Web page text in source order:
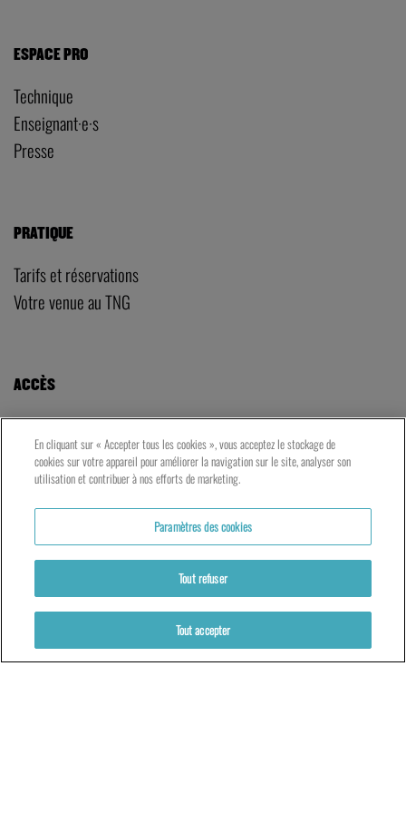
ESPACE PRO
Technique
Enseignant·e·s
Presse
PRATIQUE
Tarifs et réservations
Votre venue au TNG
ACCÈS
LE TNG – VAISE
23 rue de Bourgogne – Lyon 9ème
LES ATELIERS – PRESQU’ÎLE
5 rue du Petit David – Lyon 2ème
En cliquant sur « Accepter tous les cookies », vous acceptez le stockage de
cookies sur votre appareil pour améliorer la navigation sur le site, analyser son
utilisation et contribuer à nos efforts de marketing.
Paramètres des cookies
Tout refuser
Tout accepter